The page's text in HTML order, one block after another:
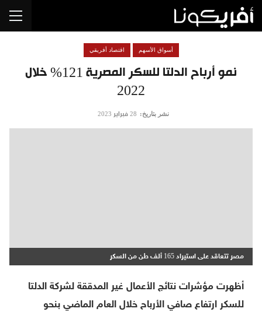
نمو أرباح الدلتا للسكر المصرية 121% خلال
2022
أسواق الأسهم اقتصاد أفريقي
نشر بتاريخ: 28 فبراير 2023
مصر تتعاقد على استيراد 165 ألف طن من السكر
أظهرت مؤشرات نتائج الأعمال غير المدققة لشركة الدلتا
للسكر ارتفاع صافي الأرباح خلال العام الماضي بنحو